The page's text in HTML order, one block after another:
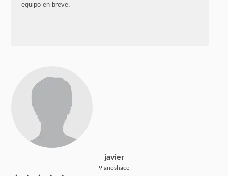
equipo en breve.
javier
9 añoshace